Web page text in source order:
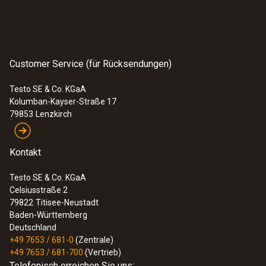
346 g
Tmax 1000 °C) mit Vorfilter
909,16 €
Customer Service (für Rücksendungen)
Testo SE & Co. KGaA
Kolumban-Kayser-Straße 17
79853 Lenzkirch
Kontakt
Testo SE & Co. KGaA
Celsiusstraße 2
79822 Titisee-Neustadt
Baden-Württemberg
Deutschland
+49 7653 / 681-0 (Zentrale)
+49 7653 / 681-700 (Vertrieb)